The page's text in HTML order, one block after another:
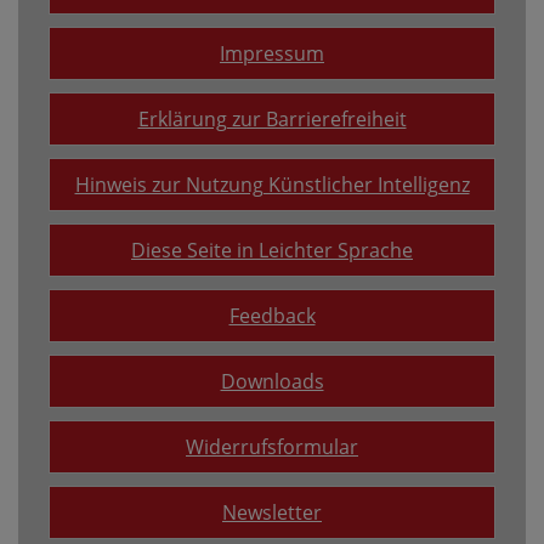
Impressum
Erklärung zur Barrierefreiheit
Hinweis zur Nutzung Künstlicher Intelligenz
Diese Seite in Leichter Sprache
Feedback
Downloads
Widerrufsformular
Newsletter